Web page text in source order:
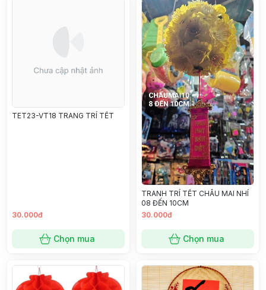
TET23-VT18 TRANG TRÍ TẾT
30.000đ
Chọn mua
TRANH TRÍ TẾT CHÂU MAI NHÍ
08 ĐẾN 10CM
30.000đ
Chọn mua